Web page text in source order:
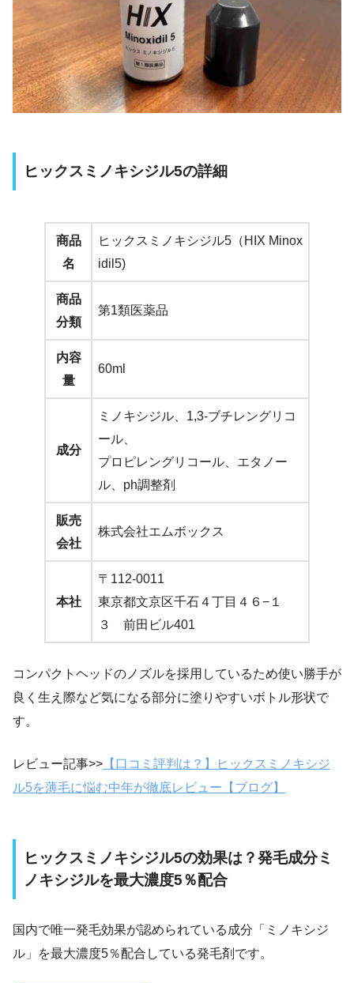
ヒックスミノキシジル5の詳細
商品
名
ヒックスミノキシジル5（HIX Minox
idil5)
商品
分類
第1類医薬品
内容
量
60ml
成分
ミノキシジル、1,3-ブチレングリコ
ール、
プロピレングリコール、エタノー
ル、ph調整剤
販売
会社
株式会社エムボックス
本社
〒112-0011
東京都文京区千石４丁目４６−１
３ 前田ビル401
コンパクトヘッドのノズルを採用しているため使い勝手が
良く生え際など気になる部分に塗りやすいボトル形状で
す。
レビュー記事>> 【口コミ評判は？】ヒックスミノキシジ
ル5を薄毛に悩む中年が徹底レビュー【ブログ】
ヒックスミノキシジル5の効果は？発毛成分ミ
ノキシジルを最大濃度5％配合
国内で唯一発毛効果が認められている成分「ミノキシジ
ル」を最大濃度5％配合している発毛剤です。